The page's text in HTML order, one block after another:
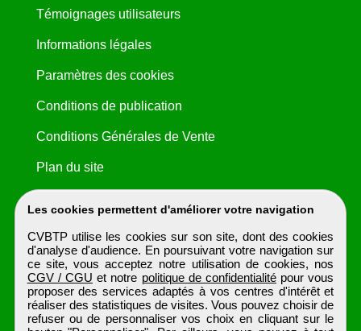
Les cookies permettent d'améliorer votre navigation
CVBTP utilise les cookies sur son site, dont des cookies
d'analyse d'audience. En poursuivant votre navigation sur
ce site, vous acceptez notre utilisation de cookies, nos
CGV / CGU et notre politique de confidentialité pour vous
proposer des services adaptés à vos centres d'intérêt et
réaliser des statistiques de visites. Vous pouvez choisir de
refuser ou de personnaliser vos choix en cliquant sur le
Témoignages utilisateurs
Informations légales
Paramètres des cookies
Conditions de publication
Conditions Générales de Vente
Plan du site